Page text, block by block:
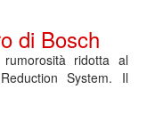
di Bosch
ridotta al
System. Il